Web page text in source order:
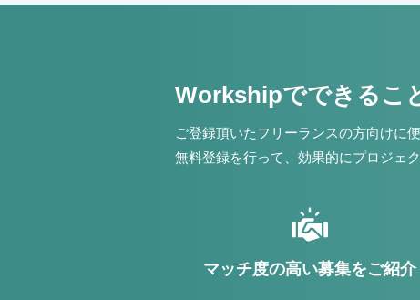
Workshipでできるこ
ご登録頂いたフリーランスの方向けに
無料登録を行って、効果的にプロジェ
マッチ度の高い募集をご紹介